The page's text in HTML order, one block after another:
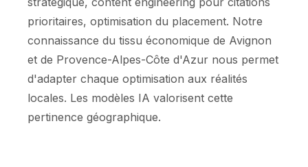
prioritaires, optimisation du placement. Notre
connaissance du tissu économique de Avignon
et de Provence-Alpes-Côte d'Azur nous permet
d'adapter chaque optimisation aux réalités
locales. Les modèles IA valorisent cette
pertinence géographique.